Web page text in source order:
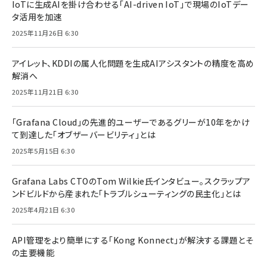
IoTに生成AIを掛け合わせる「AI-driven IoT」で現場のIoTデー
タ活用を加速
2025年11月26日 6:30
アイレット、KDDIの属人化問題を生成AIアシスタントの精度を高め
解消へ
2025年11月21日 6:30
「Grafana Cloud」の先進的ユーザーであるグリーが10年をかけ
て到達した「オブザーバービリティ」とは
2025年5月15日 6:30
Grafana Labs CTOのTom Wilkie氏インタビュー。スクラップア
ンドビルドから産まれた「トラブルシューティングの民主化」とは
2025年4月21日 6:30
API管理をより簡単にする「Kong Konnect」が解決する課題とそ
の主要機能